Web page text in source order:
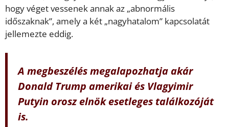
hogy véget vessenek annak az „abnormális
időszaknak”, amely a két „nagyhatalom” kapcsolatát
jellemezte eddig.
A megbeszélés megalapozhatja akár
Donald Trump amerikai és Vlagyimir
Putyin orosz elnök esetleges találkozóját
is.